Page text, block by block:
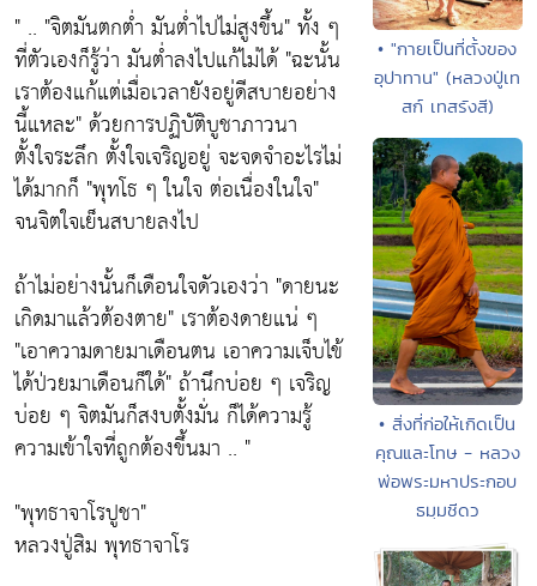
" .. "จิตมันตกต่ำ มันต่ำไปไม่สูงขึ้น" ทั้ง ๆ
ที่ตัวเองก็รู้ว่า มันต่ำลงไปแก้ไม่ได้"ฉะนั้น
เราต้องแก้แต่เมื่อเวลายังอยู่ดีสบายอย่าง
นี้แหละ"ด้วยการปฏิบัติบูชาภาวนา
ตั้งใจระลึก ตั้งใจเจริญอยู่ จะจดจำอะไรไม่
ได้มากก็ "พุทโธ ๆ ในใจ ต่อเนื่องในใจ"
จนจิตใจเย็นสบายลงไป
ถ้าไม่อย่างนั้นก็เดือนใจดัวเองว่า "ดายนะ
เกิดมาแล้วต้องตาย" เราต้องดายแน่ ๆ
"เอาความดายมาเดือนตน เอาความเจ็บไข้
ได้ป่วยมาเดือนก็ใด้"ถ้านึกบ่อย ๆ เจริญ
บ่อย ๆ จิตมันก็สงบตั้งมั่น ก็ได้ความรู้
ความเข้าใจที่ถูกต้องขึ้นมา .. "
"พุทธาจาโรปูชา"
หลวงปู่สิม พุทธาจาโร
• "กายเป็นที่ตั้งของ
อุปาทาน" (หลวงปู่เท
สก์ เทสรังสี)
• สิ่งที่ก่อให้เกิดเป็น
คุณและโทษ - หลวง
พ่อพระมหาประกอบ
ธมฺมชีดว